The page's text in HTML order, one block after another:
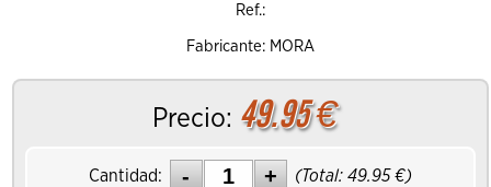
Ref.:
Fabricante: MORA
Precio: 49.95€
Cantidad: (Total: 49.95€)